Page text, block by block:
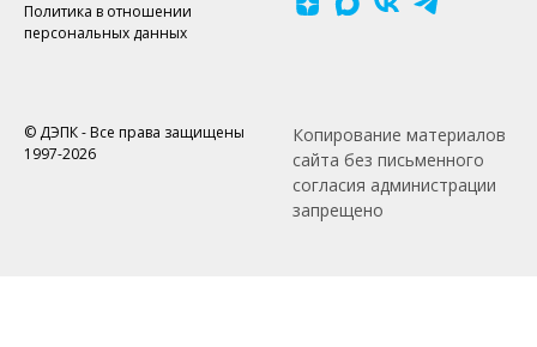
Политика в отношении
персональных данных
© ДЭПК - Все права защищены
1997-2026
Копирование материалов
сайта без письменного
согласия администрации
запрещено